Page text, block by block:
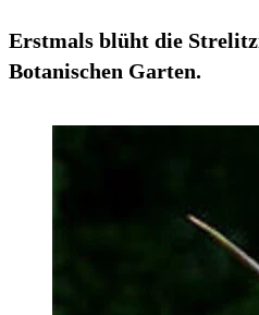
Erstmals blüht die
Botanischen Garten.